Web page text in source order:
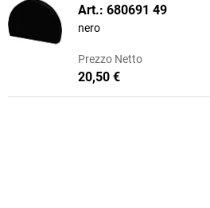
Art.: 680691 49
nero
Prezzo Netto
20,50 €